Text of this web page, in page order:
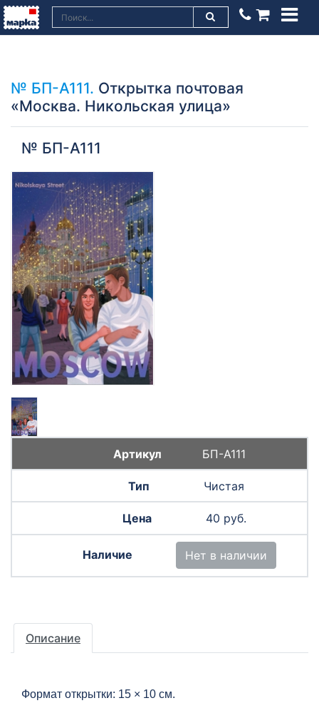
№ БП-А111. Открытка почтовая
«Москва. Никольская улица»
№ БП-А111
БП-А111
Чистая
40 руб.
Нет в наличии
Описание
Формат открытки: 15 × 10 см.